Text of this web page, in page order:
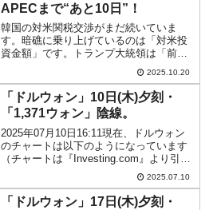
APECまで“あと10日”！
韓国の対米関税交渉がまだ続いていま
す。暗礁に乗り上げているのは「対米投
資金額」です。トランプ大統領は「前金
で払え」と連呼していますが、韓国側は
「3,500億ドルを支払うのは不可能」とし
「無制限の通貨スワップが必要」とうわ
言のように主張してき...
2025.10.20
「ドルウォン」10日(木)夕刻・
「1,371ウォン」陰線。
2025年07月10日16:11現在、ドルウォン
のチャートは以下のようになっています
（チャートは『Investing.com』より引
用）。現在のところ陰線が伸びて、「1ド
ル＝1,371ウォン」近辺の攻防となってい
ます。ローソク足1本が1分間...
2025.07.10
「ドルウォン」17日(木)夕刻・